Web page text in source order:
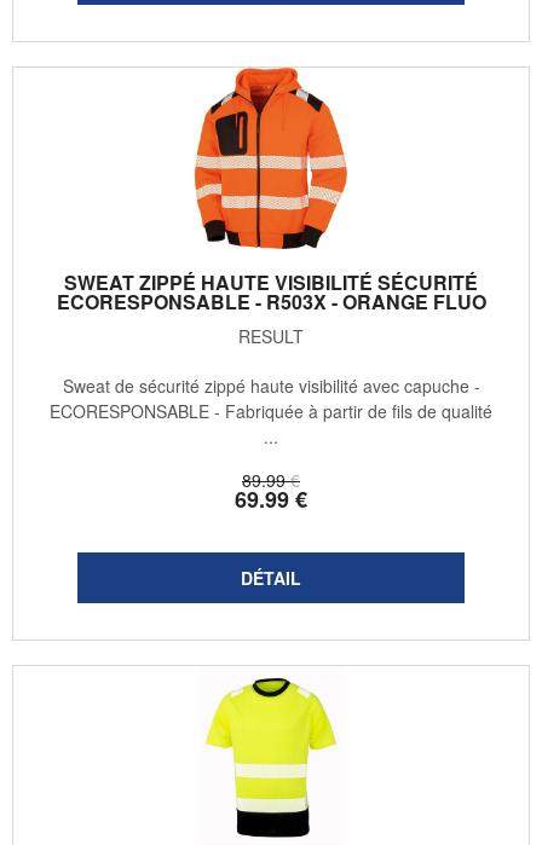
SWEAT ZIPPÉ HAUTE VISIBILITÉ SÉCURITÉ
ECORESPONSABLE - R503X - ORANGE FLUO
RESULT
89.99 €
69.99€
Sweat de sécurité zippé haute visibilité avec capuche -
ECORESPONSABLE - Fabriquée à partir de fils de qualité
...